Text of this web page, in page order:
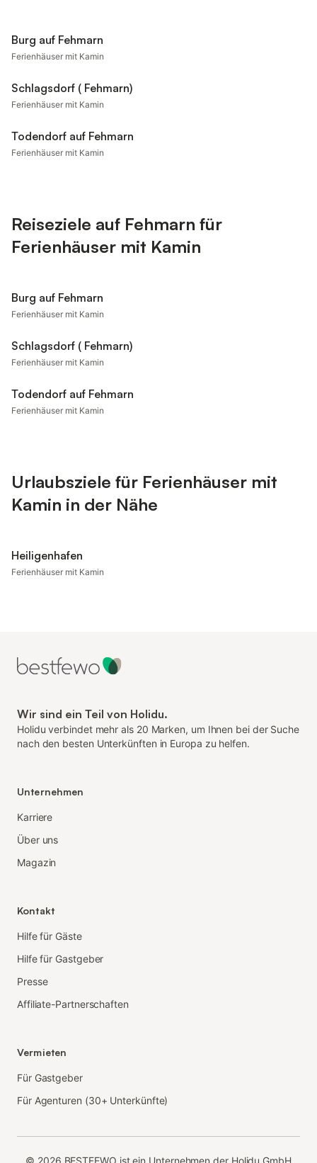
Burg auf Fehmarn
Ferienhäuser mit Kamin
Schlagsdorf ( Fehmarn)
Ferienhäuser mit Kamin
Todendorf auf Fehmarn
Ferienhäuser mit Kamin
Reiseziele auf Fehmarn für
Ferienhäuser mit Kamin
Burg auf Fehmarn
Ferienhäuser mit Kamin
Schlagsdorf ( Fehmarn)
Ferienhäuser mit Kamin
Todendorf auf Fehmarn
Ferienhäuser mit Kamin
Urlaubsziele für Ferienhäuser mit
Kamin in der Nähe
Heiligenhafen
Ferienhäuser mit Kamin
Wir sind ein Teil von Holidu.
Holidu verbindet mehr als 20 Marken, um Ihnen bei der Suche
nach den besten Unterkünften in Europa zu helfen.
Unternehmen
Karriere
Über uns
Magazin
Kontakt
Hilfe für Gäste
Hilfe für Gastgeber
Presse
Affiliate-Partnerschaften
Vermieten
Für Gastgeber
Für Agenturen (30+ Unterkünfte)
© 2026 BESTFEWO ist ein Unternehmen der Holidu GmbH